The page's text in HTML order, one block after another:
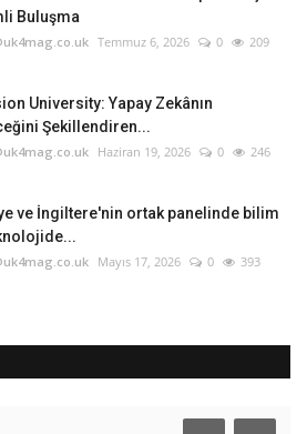
Buluşma
Temmuz 6, 2026 0 209
University: Yapay Zekânın
Şekillendiren...
Haziran 19, 2026 0 246
ve İngiltere'nin ortak panelinde bilim
Mayıs 17, 2026 0 393